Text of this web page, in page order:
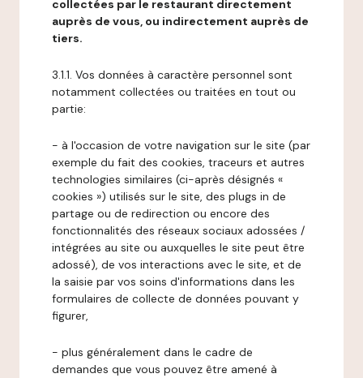
collectées par le restaurant directement
auprès de vous, ou indirectement auprès de
tiers.
3.1.1. Vos données à caractère personnel sont
notamment collectées ou traitées en tout ou
partie:
- à l'occasion de votre navigation sur le site (par
exemple du fait des cookies, traceurs et autres
technologies similaires (ci-après désignés «
cookies ») utilisés sur le site, des plugs in de
partage ou de redirection ou encore des
fonctionnalités des réseaux sociaux adossées /
intégrées au site ou auxquelles le site peut être
adossé), de vos interactions avec le site, et de
la saisie par vos soins d'informations dans les
formulaires de collecte de données pouvant y
figurer,
- plus généralement dans le cadre de
demandes que vous pouvez être amené à